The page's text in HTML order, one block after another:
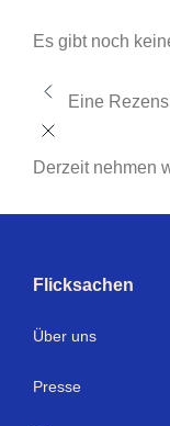
Es gibt noch
Eine
Derzeit nehmen
Flicksachen
Über uns
Presse